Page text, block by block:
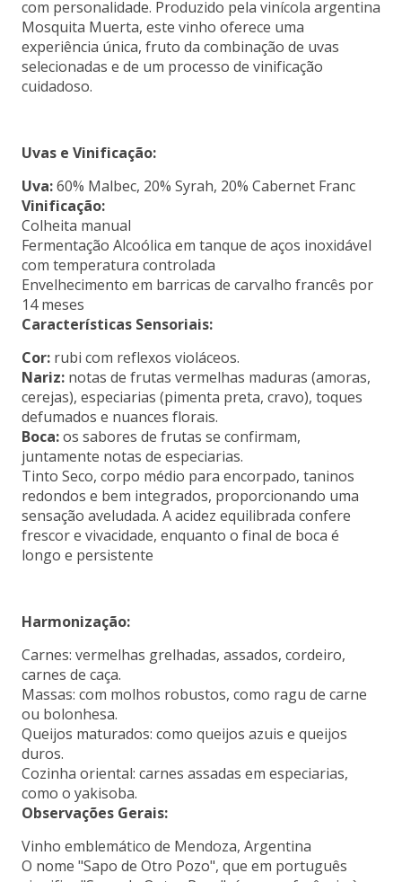
com personalidade. Produzido pela vinícola argentina
Mosquita Muerta, este vinho oferece uma
experiência única, fruto da combinação de uvas
selecionadas e de um processo de vinificação
cuidadoso.
Uvas e Vinificação:
Uva:60% Malbec, 20% Syrah, 20% Cabernet Franc
Vinificação:
Colheita manual
Fermentação Alcoólica em tanque de aços inoxidável
com temperatura controlada
Envelhecimento em barricas de carvalho francês por
14 meses
Características Sensoriais:
Cor: rubi com reflexos violáceos.
Nariz: notas de frutas vermelhas maduras (amoras,
cerejas), especiarias (pimenta preta, cravo), toques
defumados e nuances florais.
Boca:os sabores de frutas se confirmam,
juntamente notas de especiarias.
Tinto Seco, corpo médio para encorpado, taninos
redondos e bem integrados, proporcionando uma
sensação aveludada. A acidez equilibrada confere
frescor e vivacidade, enquanto o final de boca é
longo e persistente
Harmonização:
Carnes: vermelhas grelhadas, assados, cordeiro,
carnes de caça.
Massas: com molhos robustos, como ragu de carne
ou bolonhesa.
Queijos maturados: como queijos azuis e queijos
duros.
Cozinha oriental: carnes assadas em especiarias,
como o yakisoba.
Observações Gerais:
Vinho emblemático de Mendoza, Argentina
O nome "Sapo de Otro Pozo", que em português